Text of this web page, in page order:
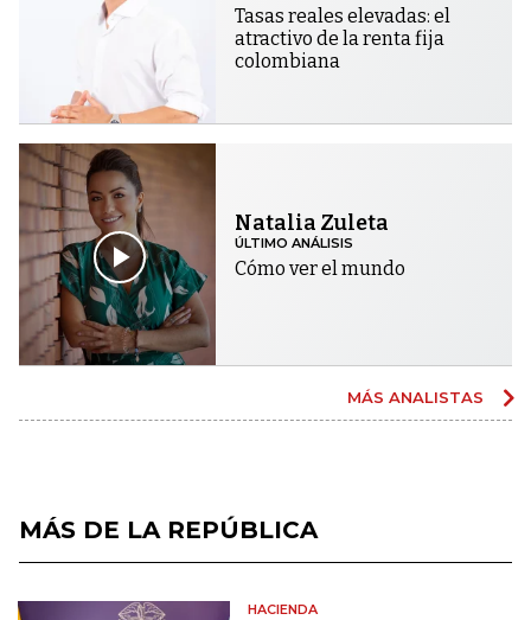
Tasas reales elevadas: el
atractivo de la renta fija
colombiana
Natalia Zuleta
ÚLTIMO ANÁLISIS
Cómo ver el mundo
MÁS ANALISTAS
MÁS DE LA REPÚBLICA
HACIENDA